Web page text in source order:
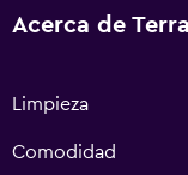
Acerca de
Limpieza
Comodidad